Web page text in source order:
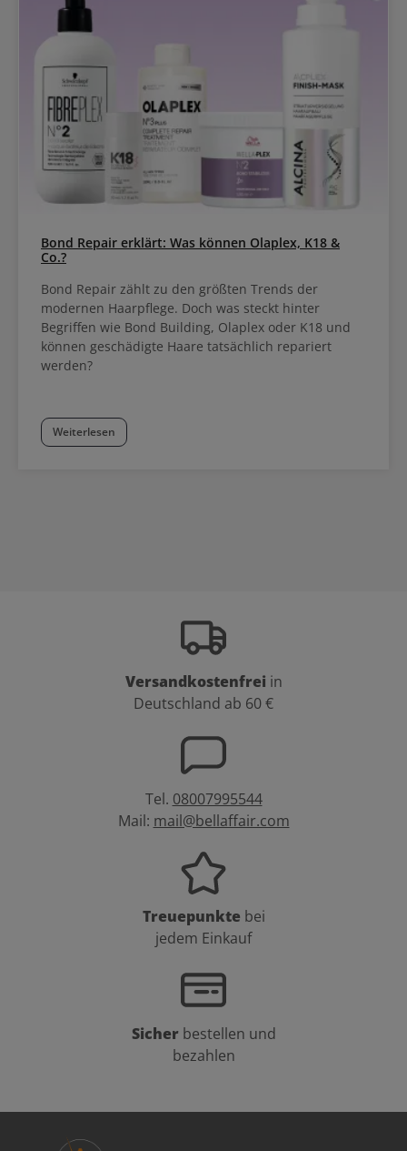
Bond Repair erklärt: Was können Olaplex, K18 &
Co.?
Bond Repair zählt zu den größten Trends der
modernen Haarpflege. Doch was steckt hinter
Begriffen wie Bond Building, Olaplex oder K18 und
können geschädigte Haare tatsächlich repariert
werden?
Weiterlesen
Versandkostenfrei in
Deutschland ab 60 €
Tel. 08007995544
Mail: mail@bellaffair.com
Treuepunkte bei
jedem Einkauf
Sicher bestellen und
bezahlen